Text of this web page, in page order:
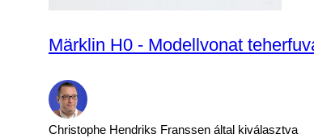
Märklin H0 - Modellvonat
Christophe Hendriks Franssen által kiválasztva